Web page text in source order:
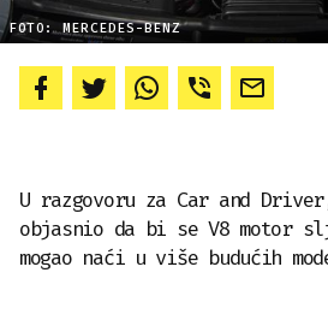
FOTO: MERCEDES-BENZ
U razgovoru za Car and
objasnio da bi se V8 motor
mogao naći u više budućih